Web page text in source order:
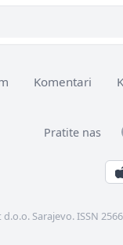
Komentari
Pratite nas
Sarajevo. ISSN